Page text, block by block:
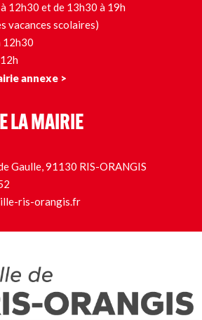
12h30 et de 13h30 à 19h
vacances scolaires)
12h30
annexe >
LA MAIRIE
Gaulle, 91130 RIS-ORANGIS
ris-orangis.fr